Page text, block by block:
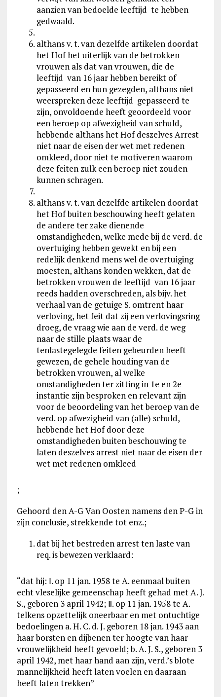
aanzien van bedoelde leeftijd te hebben
gedwaald.
althans v. t. van dezelfde artikelen doordat
het Hof het uiterlijk van de betrokken
vrouwen als dat van vrouwen, die de
leeftijd van 16 jaar hebben bereikt of
gepasseerd en hun gezegden, althans niet
weerspreken deze leeftijd gepasseerd te
zijn, onvoldoende heeft geoordeeld voor
een beroep op afwezigheid van schuld,
hebbende althans het Hof deszelves Arrest
niet naar de eisen der wet met redenen
omkleed, door niet te motiveren waarom
deze feiten zulk een beroep niet zouden
kunnen schragen.
althans v. t. van dezelfde artikelen doordat
het Hof buiten beschouwing heeft gelaten
de andere ter zake dienende
omstandigheden, welke mede bij de verd. de
overtuiging hebben gewekt en bij een
redelijk denkend mens wel de overtuiging
moesten, althans konden wekken, dat de
betrokken vrouwen de leeftijd van 16 jaar
reeds hadden overschreden, als bijv. het
verhaal van de getuige S. omtrent haar
verloving, het feit dat zij een verlovingsring
droeg, de vraag wie aan de verd. de weg
naar de stille plaats waar de
tenlastegelegde feiten gebeurden heeft
gewezen, de gehele houding van de
betrokken vrouwen, al welke
omstandigheden ter zitting in 1e en 2e
instantie zijn besproken en relevant zijn
voor de beoordeling van het beroep van de
verd. op afwezigheid van (alle) schuld,
hebbende het Hof door deze
omstandigheden buiten beschouwing te
laten deszelves arrest niet naar de eisen der
wet met redenen omkleed
;
Gehoord den A-G Van Oosten namens den P-G in
zijn conclusie, strekkende tot enz.;
dat bij het bestreden arrest ten laste van
req. is bewezen verklaard:
“dat hij: Ⅰ. op 11 jan. 1958 te A. eenmaal buiten
echt vleselijke gemeenschap heeft gehad met A. J.
S., geboren 3 april 1942; Ⅱ. op 11 jan. 1958 te A.
telkens opzettelijk oneerbaar en met ontuchtige
bedoelingen a. H. C. d. J. geboren 18 jan. 1943 aan
haar borsten en dijbenen ter hoogte van haar
vrouwelijkheid heeft gevoeld; b. A. J. S., geboren 3
april 1942, met haar hand aan zijn, verd.’s blote
mannelijkheid heeft laten voelen en daaraan
heeft laten trekken”